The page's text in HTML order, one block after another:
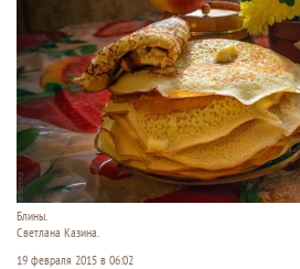
Блины.
Светлана Казина.
19 февраля 2015 в 06:02